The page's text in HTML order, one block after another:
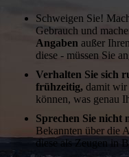
Schweigen Sie!
Gebrauch und
Angaben außer
diese - müssen Sie
Verhalten Sie sich
frühzeitig, damit wir
können, was genau
Sprechen Sie nicht
Bekannten über die
diese als Zeugen in